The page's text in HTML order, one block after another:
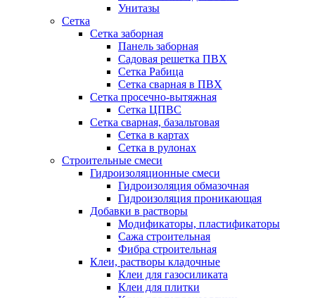
Унитазы
Сетка
Сетка заборная
Панель заборная
Садовая решетка ПВХ
Сетка Рабица
Сетка сварная в ПВХ
Сетка просечно-вытяжная
Сетка ЦПВС
Сетка сварная, базальтовая
Сетка в картах
Сетка в рулонах
Строительные смеси
Гидроизоляционные смеси
Гидроизоляция обмазочная
Гидроизоляция проникающая
Добавки в растворы
Модификаторы, пластификаторы
Сажа строительная
Фибра строительная
Клеи, растворы кладочные
Клеи для газосиликата
Клеи для плитки